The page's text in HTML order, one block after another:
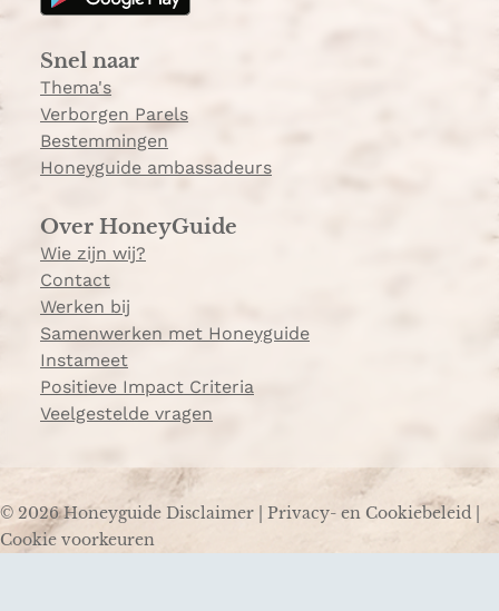
m
Snel naar
Thema's
Verborgen Parels
Bestemmingen
Honeyguide ambassadeurs
Over HoneyGuide
Wie zijn wij?
Contact
Werken bij
Samenwerken met Honeyguide
Instameet
Positieve Impact Criteria
Veelgestelde vragen
© 2026 Honeyguide Disclaimer Privacy- en Cookiebeleid
Cookie voorkeuren